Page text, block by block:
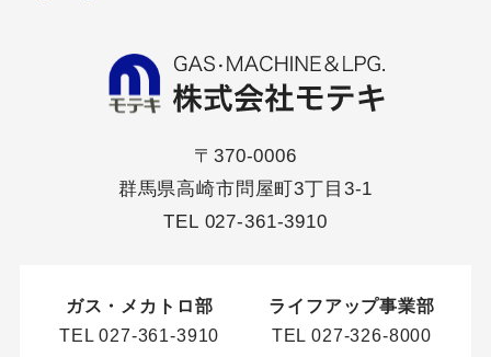
〒370-0006
群馬県高崎市問屋町3丁目3-1
TEL 027-361-3910
ガス・メカトロ部
TEL027-361-3910
ライフアップ事業部
TEL027-326-8000